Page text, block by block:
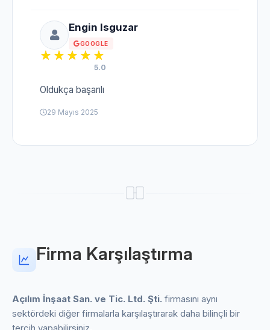
Engin Isguzar
GOOGLE
5.0
Oldukça başarılı
29 Mayıs 2025
Firma Karşılaştırma
Açılım İnşaat San. ve Tic. Ltd. Şti. firmasını aynı
sektördeki diğer firmalarla karşılaştırarak daha bilinçli bir